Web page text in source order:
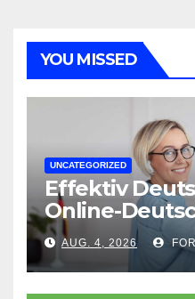
YOU MISSED
UNCATEGORIZED
Effektiv
Online-
flexible
AUG. 4, 2026